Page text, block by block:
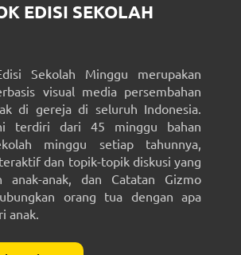
EDISI SEKOLAH
Sekolah Minggu merupakan
visual media persembahan
di gereja di seluruh Indonesia.
terdiri dari 45 minggu bahan
minggu setiap tahunnya,
dan topik-topik diskusi yang
anak-anak, dan Catatan Gizmo
orang tua dengan apa
anak.